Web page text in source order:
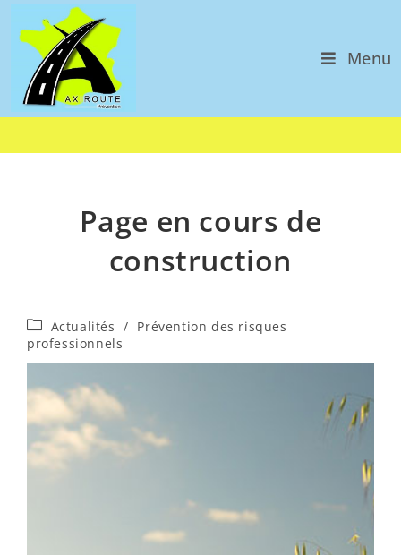
Menu
Page en cours de
construction
Actualités / Prévention des risques
professionnels